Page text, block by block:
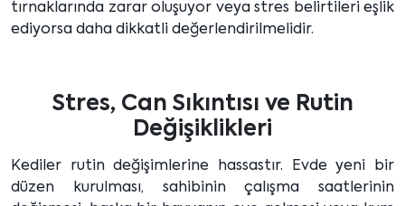
tırnaklarında zarar oluşuyor veya stres belirtileri eşlik
ediyorsa daha dikkatli değerlendirilmelidir.
Stres, Can Sıkıntısı ve Rutin
Değişiklikleri
Kediler rutin değişimlerine hassastır. Evde yeni bir
düzen kurulması, sahibinin çalışma saatlerinin